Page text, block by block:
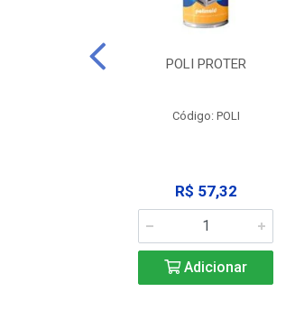
POLI PROTER
Código: POLI
R$ 57,32
Adicionar